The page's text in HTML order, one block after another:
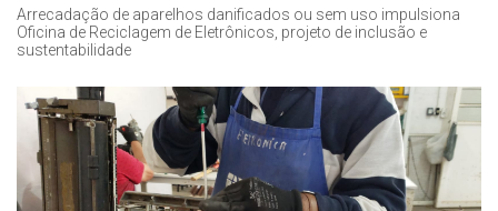
Arrecadação de aparelhos danificados ou sem uso impulsiona
Oficina de Reciclagem de Eletrônicos, projeto de inclusão e
sustentabilidade